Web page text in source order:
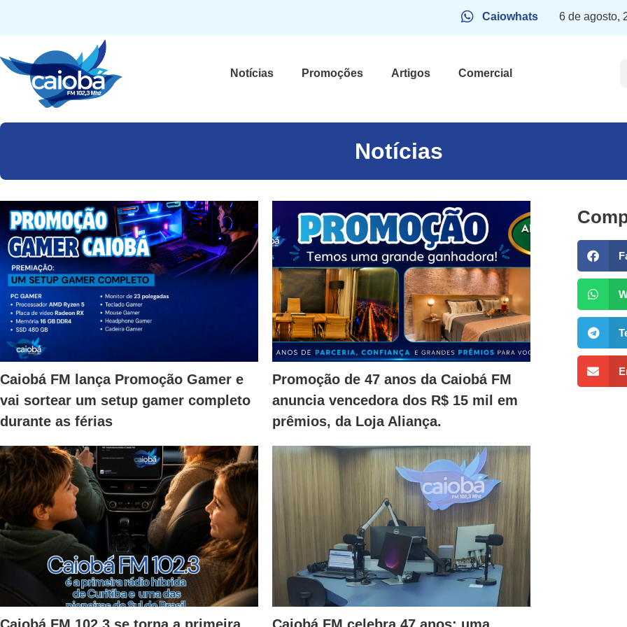
Caiowhats 6 de agosto,
Notícias Promoções Artigos Comercial
Notícias
Caiobá FM lança Promoção Gamer e
vai sortear um setup gamer completo
durante as férias
Promoção de 47 anos da Caiobá FM
anuncia vencedora dos R$ 15 mil em
prêmios, da Loja Aliança.